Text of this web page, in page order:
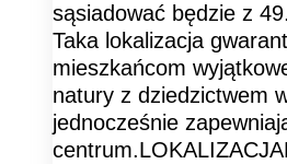
sąsiadować będzie z
Taka lokalizacja
mieszkańcom
natury z dziedzictwem
jednocześnie